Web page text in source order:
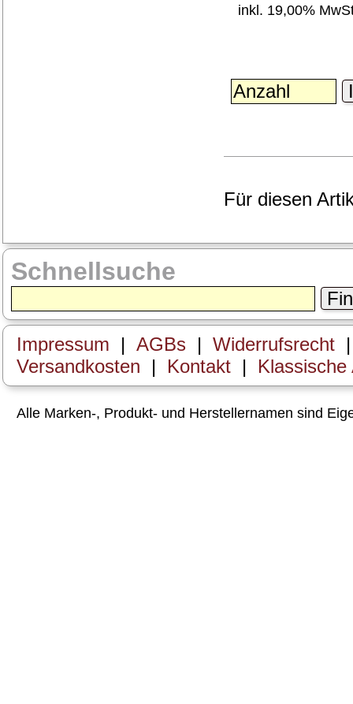
inkl. 19,00%
Für diesen
Schnellsuche
Impressum | AGBs | Widerrufsrecht
Versandkosten
| Kontakt |
Alle Marken-, Produkt- und Herstellernamen sind